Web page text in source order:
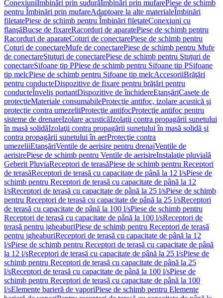
ConexiuniÎmbinări prin sudurăÎmbinări prin mufarePiese de schimb
pentru Îmbinări prin mufareAdaptoare la alte materialeÎmbinări
filetatePiese de schimb pentru Îmbinări filetateConexiuni cu
flanşăBucşe de fixareRacorduri de aparatePiese de schimb pentru
Racorduri de aparateCoturi de conectarePiese de schimb pentru
Coturi de conectareMufe de conectarePiese de schimb pentru Mufe
de conectareŞtuţuri de conectarePiese de schimb pentru Ştuţuri de
conectareSifoane tip PPiese de schimb pentru Sifoane tip PSifoane
tip melcPiese de schimb pentru Sifoane tip melcAccesoriiBrăţări
pentru conducteDispozitive de fixare pentru brăţări pentru
conducteÎnveliş portantDispozitive de închidereEtanșăriCasete de
protecţieMateriale consumabileProtecţie antifoc, izolare acustică şi
protecţie contra umezeliiProtecţie antifocProtecţie antifoc pentru
sisteme de drenareIzolare acusticăIzolaţii contra propagării sunetului
în masă solidăIzolaţii contra propagării sunetului în masă solidă şi
contra propagării sunetului în aerProtecţie contra
umezeliiEtanşăriVentile de aerisire pentru drenajVentile de
aerisirePiese de schimb pentru Ventile de aerisireInstalaţie pluvială
Geberit PluviaReceptori de terasăPiese de schimb pentru Receptori
de terasăReceptori de terasă cu capacitate de până la 12 l/sPiese de
schimb pentru Receptori de terasă cu capacitate de până la 12
l/sReceptori de terasă cu capacitate de până la 25 l/sPiese de schimb
pentru Receptori de terasă cu capacitate de până la 25 l/sReceptori
de terasă cu capacitate de până la 100 l/sPiese de schimb pentru
Receptori de terasă cu capacitate de până la 100 l/sReceptori de
terasă pentru jgheaburiPiese de schimb pentru Receptori de terasă
pentru jgheaburiReceptori de terasă cu capacitate de până la 12
l/sPiese de schimb pentru Receptori de terasă cu capacitate de până
la 12 l/sReceptori de terasă cu capacitate de până la 25 l/sPiese de
schimb pentru Receptori de terasă cu capacitate de până la 25
l/sReceptori de terasă cu capacitate de până la 100 l/sPiese de
schimb pentru Receptori de terasă cu capacitate de până la 100
l/sElemente barieră de vaporiPiese de schimb pentru Elemente